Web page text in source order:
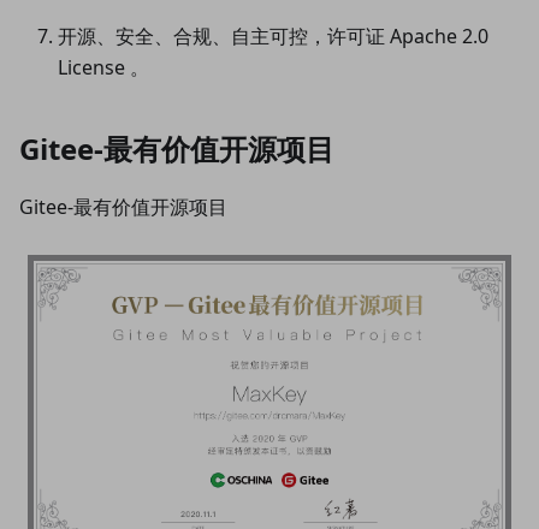
开源、安全、合规、自主可控，许可证 Apache 2.0
License 。
Gitee-最有价值开源项目
Gitee-最有价值开源项目